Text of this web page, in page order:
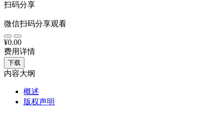
扫码分享
微信扫码分享观看
¥0.00
费用详情
下载
内容大纲
概述
版权声明